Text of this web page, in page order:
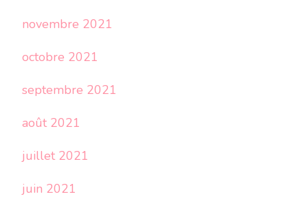
novembre 2021
octobre 2021
septembre 2021
août 2021
juillet 2021
juin 2021